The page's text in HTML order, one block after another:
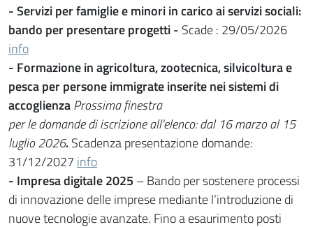
- Servizi per famiglie e minori in carico ai servizi sociali:
bando per presentare progetti - Scade : 29/05/2026
info
- Formazione in agricoltura, zootecnica, silvicoltura e
pesca per persone immigrate inserite nei sistemi di
accoglienzaProssima finestra
per le domande di iscrizione all'elenco: dal 16 marzoal 15
luglio 2026.Scadenza presentazione domande:
31/12/2027 info
- Impresa digitale 2025 – Bando per sostenere processi
di innovazione delle imprese mediante l’introduzione di
nuove tecnologie avanzate. Fino a esaurimento posti